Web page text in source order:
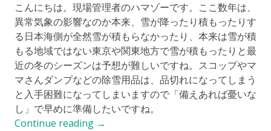
こんにちは。現場管理者のハマゾーです。ここ数年は、
異常気象の影響なのか本来、雪が降ったり積もったりす
る日本海側が全然雪が積もらなかったり、本来は雪が積
もる地域ではない東京や関東地方で雪が積もったりと最
近の冬のシーズンは予想が難しいですね。スコップやマ
マさんダンプなどの除雪用品は、品切れになってしまう
と入手困難になってしまいますので「備えあれば憂いな
し」で早めに準備したいですね。
Continue reading →